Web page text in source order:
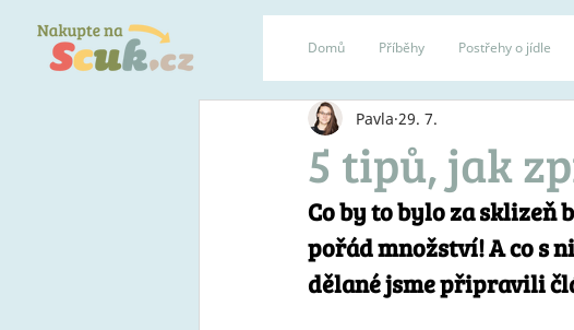
Domů Příběhy Postřehy o jídle
5 tipů, jak
Pavla 29. 7.
Co by to bylo za sklizeň
pořád množství! A co s
dělané jsme připravili